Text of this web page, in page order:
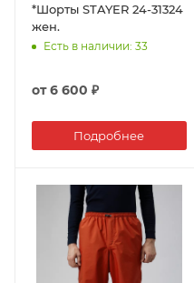
*Шорты STAYER 24-31324
жен.
Есть в наличии: 33
от6 600 ₽
Подробнее